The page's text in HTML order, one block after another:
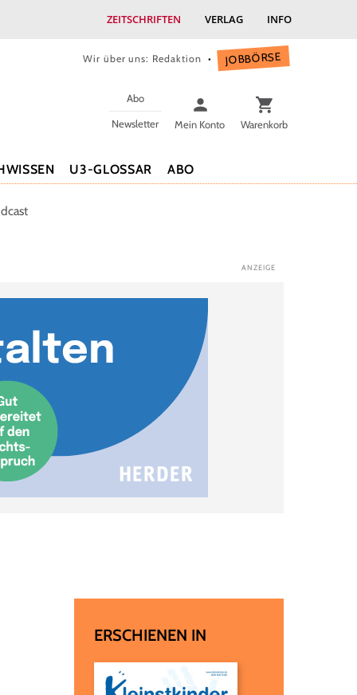
ZEITSCHRIFTEN VERLAG INFO
Wir über uns: Redaktion JOBBÖRSE
Abo
Newsletter
Mein Konto Warenkorb
U3-GLOSSAR ABO
ERSCHIENEN IN